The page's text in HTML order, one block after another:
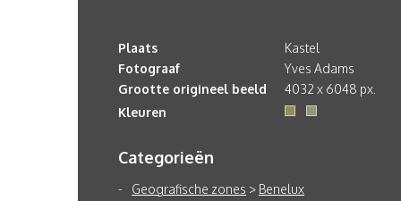
Plaats
Kastel
Fotograaf
Yves Adams
Grootte origineel beeld
4032 x 6048 px.
Kleuren
Categorieën
Geografische zones > Benelux